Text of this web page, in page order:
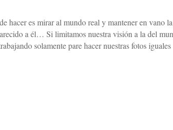
hacer es mirar al mundo real y mantener en vano
a él… Si limitamos nuestra visión a la del
solamente pare hacer nuestras fotos